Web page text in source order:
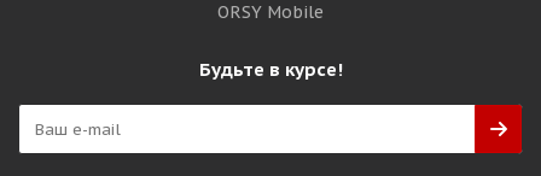
ORSY Mobile
Будьте в курсе!